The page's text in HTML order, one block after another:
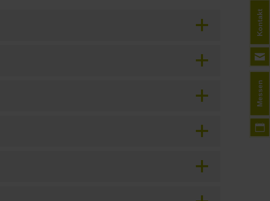
Messen
Kontakt